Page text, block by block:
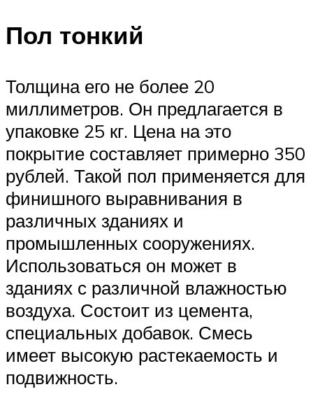
Пол тонкий
Толщина его не более 20
миллиметров. Он предлагается в
упаковке 25 кг. Цена на это
покрытие составляет примерно 350
рублей. Такой пол применяется для
финишного выравнивания в
различных зданиях и
промышленных сооружениях.
Использоваться он может в
зданиях с различной влажностью
воздуха. Состоит из цемента,
специальных добавок. Смесь
имеет высокую растекаемость и
подвижность.